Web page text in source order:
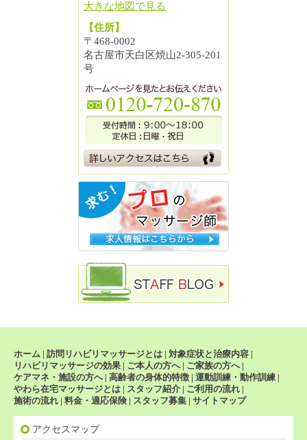
大きな地図で見る
【住所】
〒468-0002
名古屋市天白区焼山2-305-201
号
ホーム | 訪問リハビリマッサージとは | 対象症状と治療内容 |
リハビリマッサージの効果 | ご本人の方へ| ご家族の方へ|
ケアマネ・施設の方へ| 高齢者の身体的特徴 | 運動訓練・動作訓練 |
やわら在宅マッサージとは | スタッフ紹介 | ご利用の流れ |
施術の流れ | 料金・適応保険 | スタッフ募集 | サイトマップ
アクセスマップ